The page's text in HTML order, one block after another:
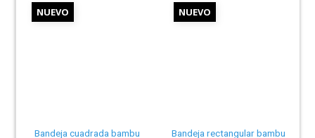
NUEVO
Bandeja cuadrada bambu
NUEVO
Bandeja rectangular bambu